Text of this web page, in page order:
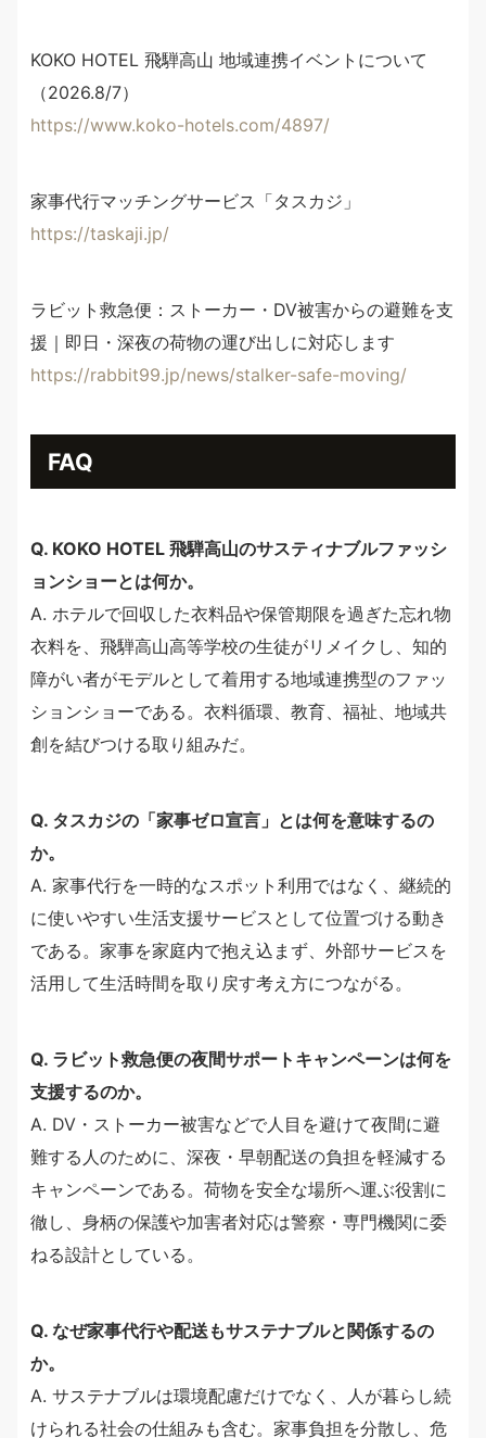
KOKO HOTEL 飛騨高山 地域連携イベントについて
（2026.8/7）
https://www.koko-hotels.com/4897/
家事代行マッチングサービス「タスカジ」
https://taskaji.jp/
ラビット救急便：ストーカー・DV被害からの避難を支
援｜即日・深夜の荷物の運び出しに対応します
https://rabbit99.jp/news/stalker-safe-moving/
FAQ
Q. KOKO HOTEL 飛騨高山のサスティナブルファッシ
ョンショーとは何か。
A. ホテルで回収した衣料品や保管期限を過ぎた忘れ物
衣料を、飛騨高山高等学校の生徒がリメイクし、知的
障がい者がモデルとして着用する地域連携型のファッ
ションショーである。衣料循環、教育、福祉、地域共
創を結びつける取り組みだ。
Q. タスカジの「家事ゼロ宣言」とは何を意味するの
か。
A. 家事代行を一時的なスポット利用ではなく、継続的
に使いやすい生活支援サービスとして位置づける動き
である。家事を家庭内で抱え込まず、外部サービスを
活用して生活時間を取り戻す考え方につながる。
Q. ラビット救急便の夜間サポートキャンペーンは何を
支援するのか。
A. DV・ストーカー被害などで人目を避けて夜間に避
難する人のために、深夜・早朝配送の負担を軽減する
キャンペーンである。荷物を安全な場所へ運ぶ役割に
徹し、身柄の保護や加害者対応は警察・専門機関に委
ねる設計としている。
Q. なぜ家事代行や配送もサステナブルと関係するの
か。
A. サステナブルは環境配慮だけでなく、人が暮らし続
けられる社会の仕組みも含む。家事負担を分散し、危